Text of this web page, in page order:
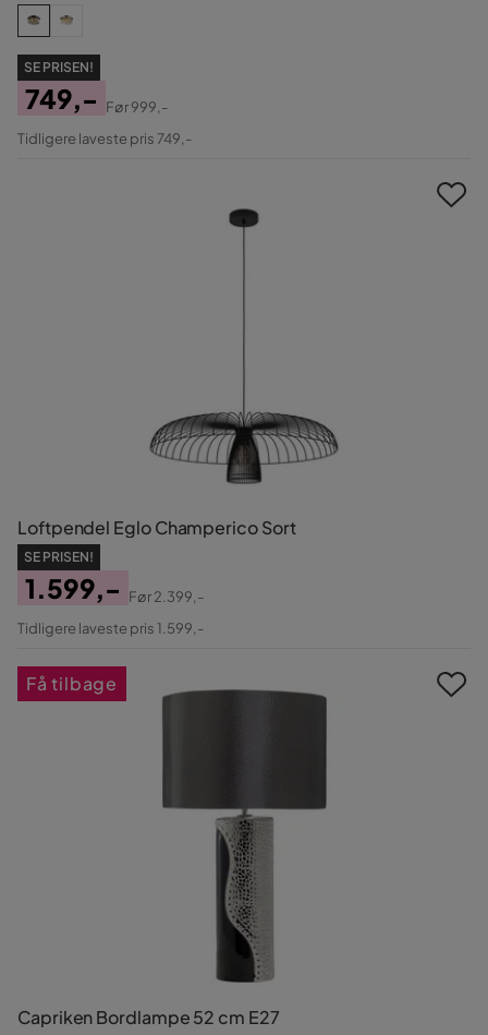
SE PRISEN!
Pris
749,-
Original
Før999,-
Tidligere laveste pris 749,-
Loftpendel Eglo Champerico Sort
SE PRISEN!
Pris
1.599,-
Original
Før2.399,-
Tidligere laveste pris 1.599,-
Capriken Bordlampe 52 cm E27
Få tilbage